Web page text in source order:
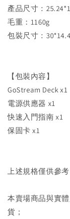
產品尺寸：
毛重：1160g
包裝尺寸：
【包裝內容】
GoStream Deck x1
電源供應器 x1
快速入門指南 x1
保固卡 x1
上述規格僅供參
本賣場商品與實
貨；